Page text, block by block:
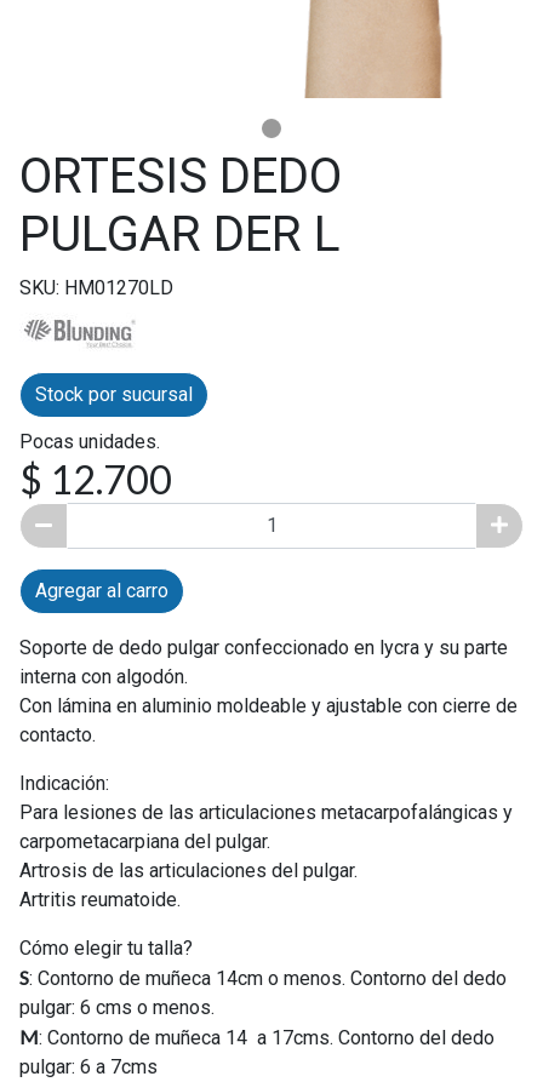
ORTESIS DEDO
PULGAR DER L
SKU: HM01270LD
Stock por sucursal
Pocas unidades.
$ 12.700
Agregar al carro
Soporte de dedo pulgar confeccionado en lycra y su parte
interna con algodón.
Con lámina en aluminio moldeable y ajustable con cierre de
contacto.
Indicación:
Para lesiones de las articulaciones metacarpofalángicas y
carpometacarpiana del pulgar.
Artrosis de las articulaciones del pulgar.
Artritis reumatoide.
Cómo elegir tu talla?
S: Contorno de muñeca 14cm o menos. Contorno del dedo
pulgar: 6 cms o menos.
M: Contorno de muñeca 14 a 17cms. Contorno del dedo
pulgar: 6 a 7cms